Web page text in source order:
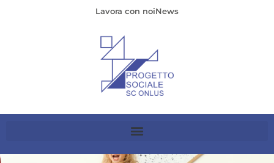
Lavora con noiNews